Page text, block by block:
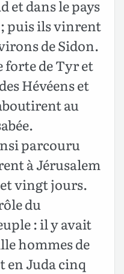
et dans le pays
puis ils vinrent
de Sidon.
forte de Tyr et
Hévéens et
au
parcouru
à Jérusalem
vingt jours.
du
: il y avait
hommes de
en Juda cinq